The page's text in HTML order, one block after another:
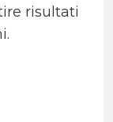
risultati